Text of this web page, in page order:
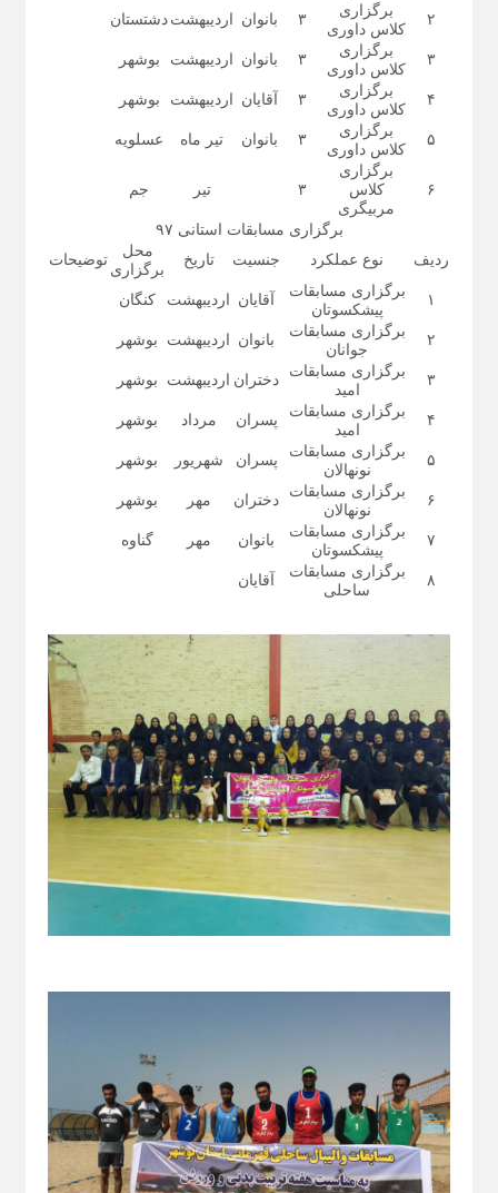
۲
برگزاری
کلاس داوری
۳ بانوان اردیبهشت دشتستان
۳
برگزاری
کلاس داوری
۳ بانوان اردیبهشت بوشهر
۴
برگزاری
کلاس داوری
۳ آقایان اردیبهشت بوشهر
۵
برگزاری
کلاس داوری
۳ بانوان تیر ماه عسلویه
۶
برگزاری
کلاس
مربیگری
۳ تیر جم
برگزاری مسابقات استانی
ردیف
نوع عملکرد جنسیت تاریخ
محل
برگزاری
توضیحات
۱
برگزاری مسابقات
پیشکسوتان
آقایان اردیبهشت کنگان
۲
برگزاری مسابقات
جوانان
بانوان اردیبهشت بوشهر
۳
برگزاری مسابقات
امید
دختران اردیبهشت بوشهر
۴
برگزاری مسابقات
امید
پسران مرداد بوشهر
۵
برگزاری مسابقات
نونهالان
پسران شهریور بوشهر
۶
برگزاری مسابقات
نونهالان
دختران مهر بوشهر
۷
برگزاری مسابقات
پیشکسوتان
بانوان مهر گناوه
۸
برگزاری مسابقات
ساحلی
آقایان